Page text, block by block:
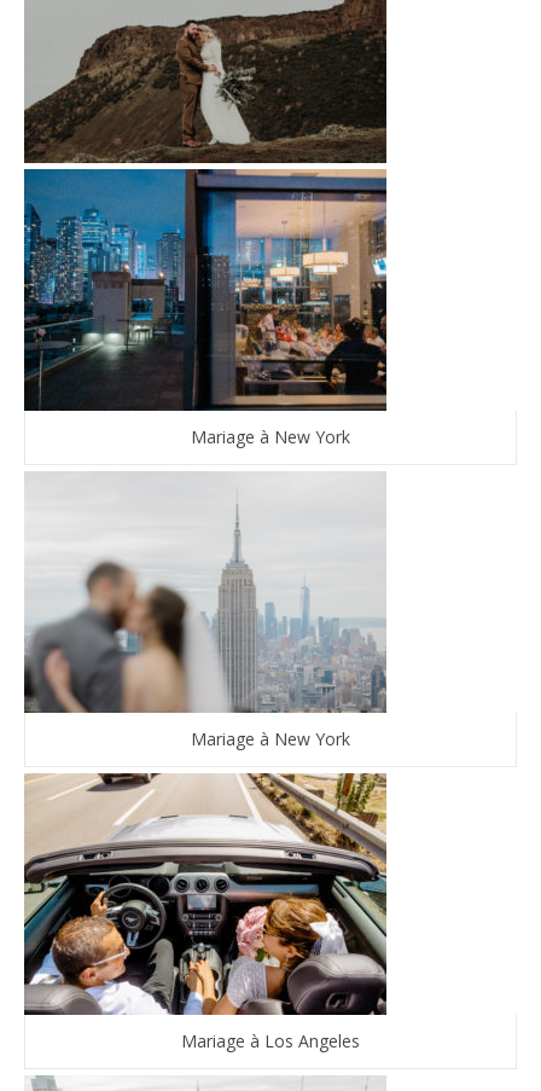
Mariage à New York
Mariage à New York
Mariage à Los Angeles